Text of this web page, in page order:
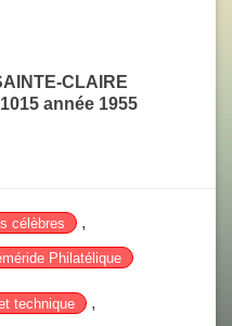
CLAIRE
année 1955
célèbres ,
Philatélique
technique ,